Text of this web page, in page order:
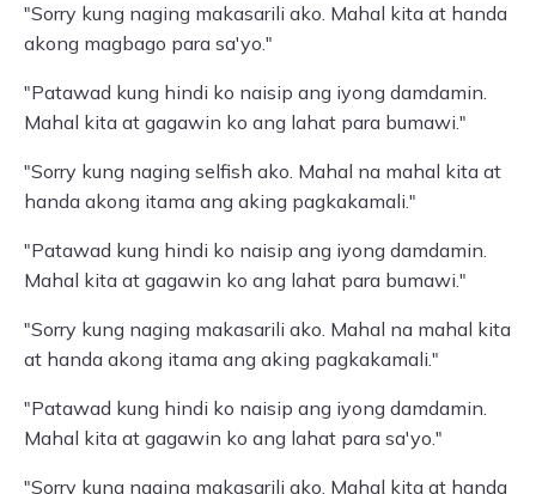
"Sorry kung naging makasarili ako. Mahal kita at handa
akong magbago para sa'yo."
"Patawad kung hindi ko naisip ang iyong damdamin.
Mahal kita at gagawin ko ang lahat para bumawi."
"Sorry kung naging selfish ako. Mahal na mahal kita at
handa akong itama ang aking pagkakamali."
"Patawad kung hindi ko naisip ang iyong damdamin.
Mahal kita at gagawin ko ang lahat para bumawi."
"Sorry kung naging makasarili ako. Mahal na mahal kita
at handa akong itama ang aking pagkakamali."
"Patawad kung hindi ko naisip ang iyong damdamin.
Mahal kita at gagawin ko ang lahat para sa'yo."
"Sorry kung naging makasarili ako. Mahal kita at handa